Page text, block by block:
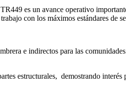
es un avance operativo
con los máximos estándares de
e indirectos para las
estructurales, demostrando